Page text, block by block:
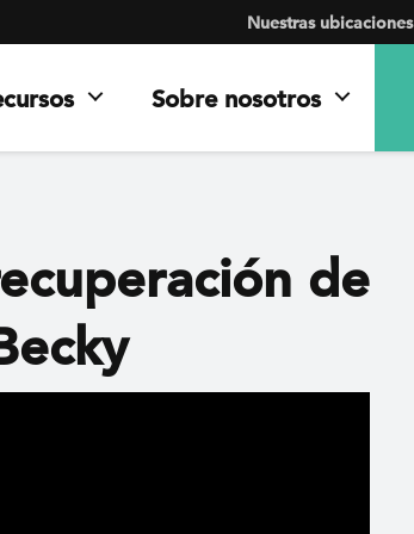
Sobre nosotros
Nuestras ubicaciones
de